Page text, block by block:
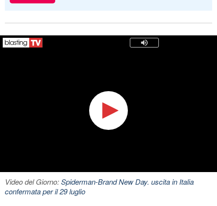
Video del Giorno:Spiderman-Brand New Day. uscita in Italia
confermata per il 29 luglio